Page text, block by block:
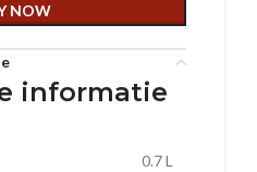
NOW
informatie
0.7 L